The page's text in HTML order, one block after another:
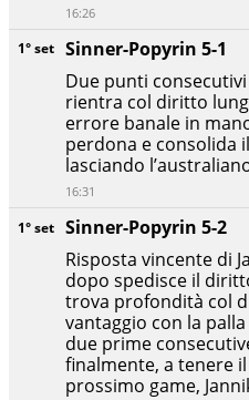
1° set Sinner-Popyrin 5-2
Risposta vincente di
dopo spedisce il
trova profondità col
vantaggio con la
due prime
finalmente, a tenere
prossimo game,
1° set Sinner-Popyrin 5-1
Due punti
rientra col diritto
errore banale in
perdona e consolida
lasciando
16:31
16:26